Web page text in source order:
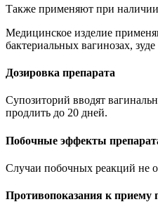
Также применяют при
Медицинское изделие
бактериальных вагинозах,
Дозировка препарата
Супозиторий вводят
продлить до 20 дней.
Побочные эффекты
Случаи побочных реакций не
Противопоказания к приему